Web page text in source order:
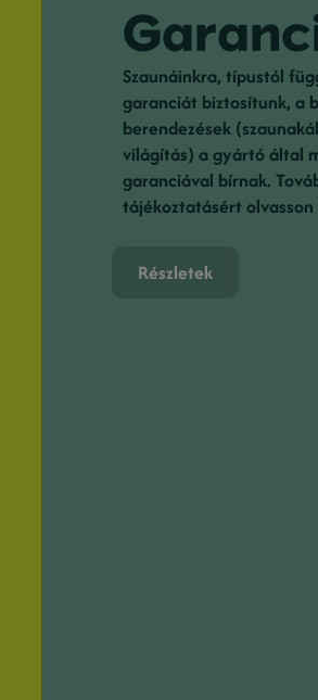
Szaunáinkra, típustól
garanciát biztosítunk, a
berendezések
világítás) a gyártó által
garanciával bírnak.
tájékoztatásért
Részletek